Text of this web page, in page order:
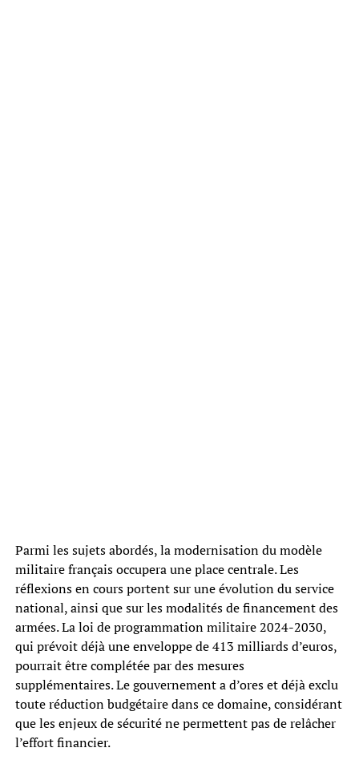
Parmi les sujets abordés, la modernisation du modèle
militaire français occupera une place centrale. Les
réflexions en cours portent sur une évolution du service
national, ainsi que sur les modalités de financement des
armées. La loi de programmation militaire 2024-2030,
qui prévoit déjà une enveloppe de 413 milliards d’euros,
pourrait être complétée par des mesures
supplémentaires. Le gouvernement a d’ores et déjà exclu
toute réduction budgétaire dans ce domaine, considérant
que les enjeux de sécurité ne permettent pas de relâcher
l’effort financier.